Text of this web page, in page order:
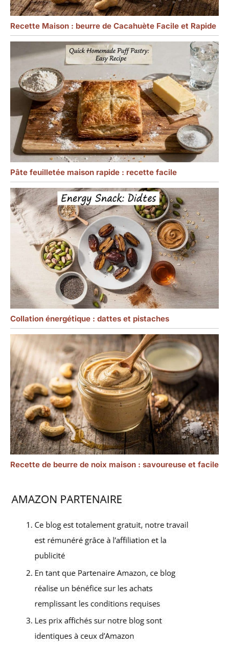
Recette Maison : beurre de Cacahuète Facile et Rapide
Pâte feuilletée maison rapide : recette facile
Collation énergétique : dattes et pistaches
Recette de beurre de noix maison : savoureuse et facile